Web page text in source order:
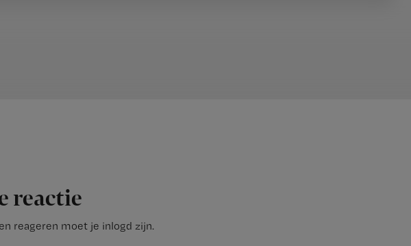
reactie
reageren moet je inlogd zijn.